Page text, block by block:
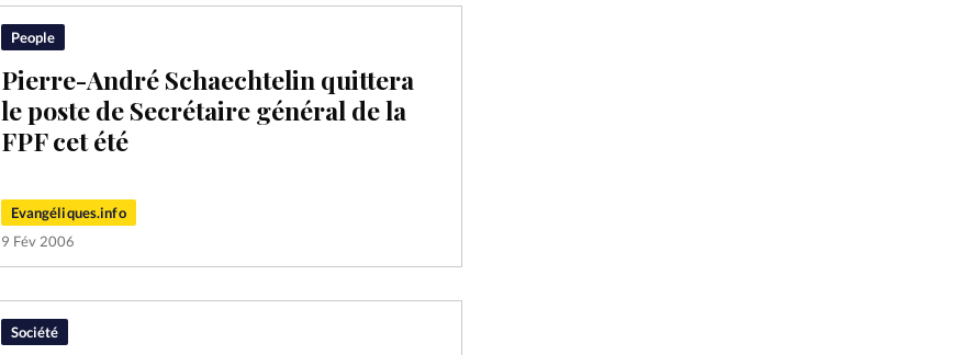
People
Pierre-André Schaechtelin quittera
le poste de Secrétaire général de la
FPF cet été
Evangéliques.info
9 Fév 2006
Société